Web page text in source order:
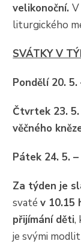
velikonoční.
liturgického
SVÁTKY V
Pondělí 20. 5.
Čtvrtek 23.
věčného
Pátek 24. 5.
Za týden je
svatév 10.15
přijímání děti,
je svými